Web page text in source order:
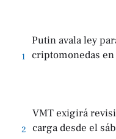
1
Putin avala ley
criptomonedas en
2
VMT exigirá
carga desde el